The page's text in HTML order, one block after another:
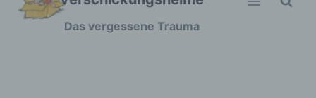
Zum
Das vergessene Trauma